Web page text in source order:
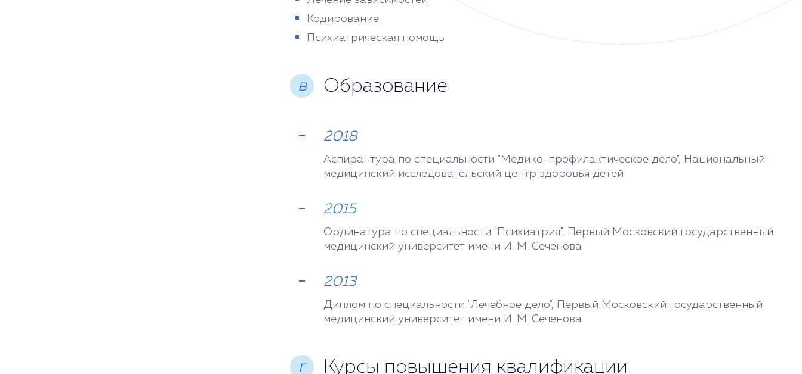
Кодирование
Психиатрическая помощь
в Образование
2018
Аспирантура по специальности "Медико-профилактическое дело", Национальный
медицинский иссле­довательский центр здоровья детей
2015
Ординатура по специальности "Психиатрия", Первый Московский государственный
медицинский университет имени И. М. Сеченова
2013
Диплом по специальности "Лечебное дело", Первый Московский государственный
медицинский университет имени И. М. Сеченова
г Курсы повышения квалификации